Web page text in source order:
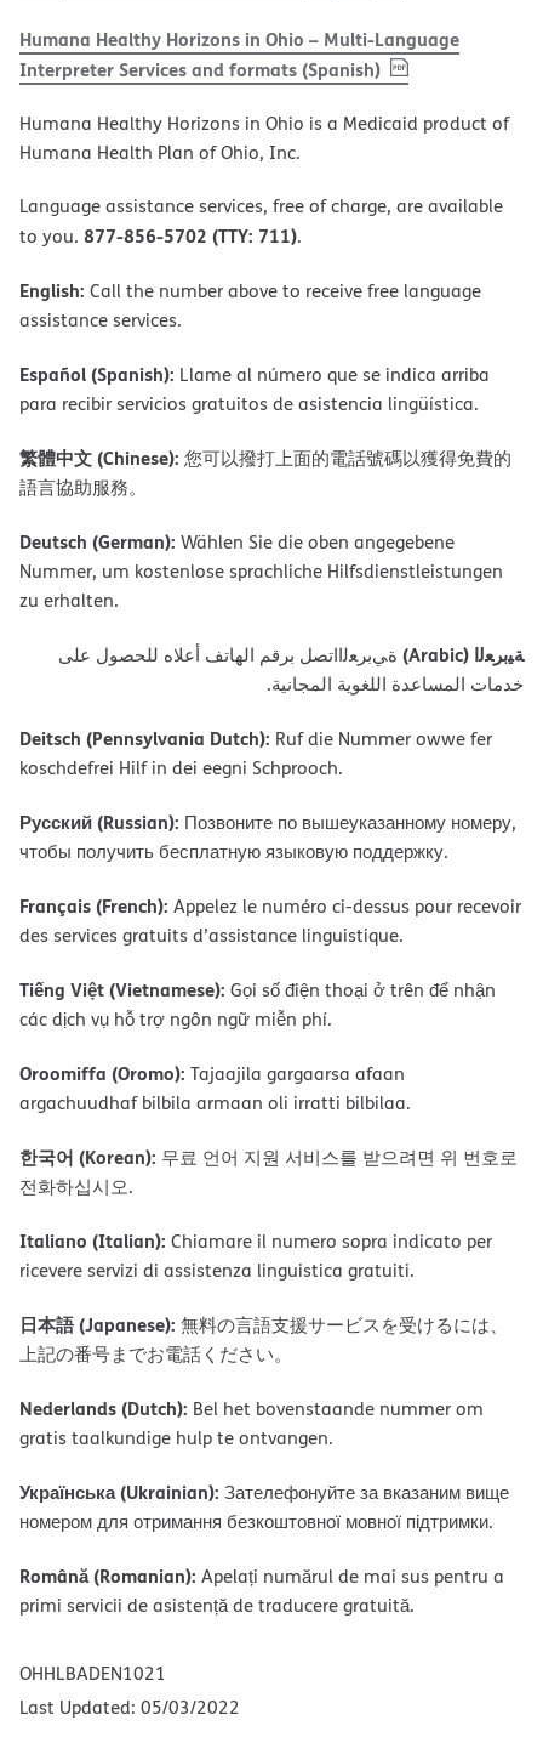
Humana Healthy Horizons in Ohio – Multi-Language
Interpreter Services and formats (Spanish), PDF(opens in new
Humana Healthy Horizons in Ohio is a Medicaid product of
Humana Health Plan of Ohio, Inc.
Language assistance services, free of charge, are available
to you. 877-856-5702 (TTY: 711).
English: Call the number above to receive free language
assistance services.
Español (Spanish): Llame al número que se indica arriba
para recibir servicios gratuitos de asistencia lingüística.
繁體中文 (Chinese): 您可以撥打上面的電話號碼以獲得免費的
語言協助服務。
Deutsch (German): Wählen Sie die oben angegebene
Nummer, um kostenlose sprachliche Hilfsdienstleistungen
zu erhalten.
ﺔﯿﺑﺮﻌﻟا (Arabic)
ةﻲﺑﺮﻌﻟااﺗﺼﻞ ﺑﺮﻗﻢ اﻟﮭﺎﺗﻒ أﻋﻼه ﻟﻠﺤﺼﻮل ﻋﻠﻰ
ﺧﺪﻣﺎت اﻟﻤﺴﺎﻋﺪة اﻟﻠﻐﻮﯾﺔ اﻟﻤﺠﺎﻧﯿﺔ.
Deitsch (Pennsylvania Dutch): Ruf die Nummer owwe fer
koschdefrei Hilf in dei eegni Schprooch.
Русский (Russian): Позвоните по вышеуказанному номеру,
чтобы получить бесплатную языковую поддержку.
Français (French): Appelez le numéro ci-dessus pour recevoir
des services gratuits d’assistance linguistique.
Tiếng Việt (Vietnamese): Gọi số điện thoại ở trên để nhận
các dịch vụ hỗ trợ ngôn ngữ miễn phí.
Oroomiffa (Oromo): Tajaajila gargaarsa afaan
argachuudhaf bilbila armaan oli irratti bilbilaa.
한국어 (Korean): 무료 언어 지원 서비스를 받으려면 위 번호로
전화하십시오.
Italiano (Italian): Chiamare il numero sopra indicato per
ricevere servizi di assistenza linguistica gratuiti.
日本語 (Japanese): 無料の言語支援サービスを受けるには、
上記の番号までお電話ください。
Nederlands (Dutch): Bel het bovenstaande nummer om
gratis taalkundige hulp te ontvangen.
Українська (Ukrainian): Зателефонуйте за вказаним вище
номером для отримання безкоштовної мовної підтримки.
Română (Romanian): Apelați numărul de mai sus pentru a
primi servicii de asistență de traducere gratuită.
OHHLBADEN1021
Last Updated: 05/03/2022